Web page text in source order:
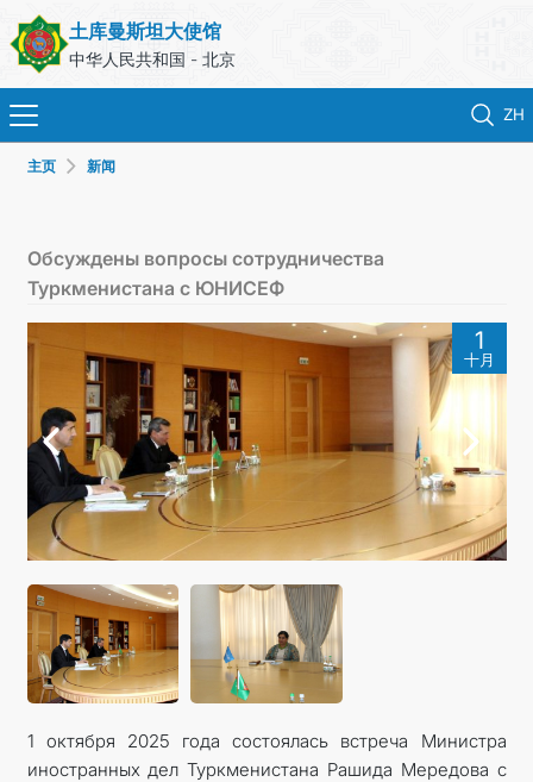
土库曼斯坦大使馆
中华人民共和国 - 北京
ZH
土库曼斯坦
领事服务
主页 新闻
Обсуждены вопросы сотрудничества
Туркменистана с ЮНИСЕФ
1
十月
1 октября 2025 года состоялась встреча Министра
иностранных дел Туркменистана Рашида Мередова с